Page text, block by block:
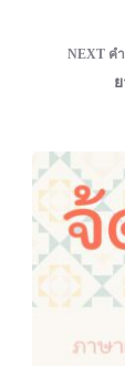
NEXT ค